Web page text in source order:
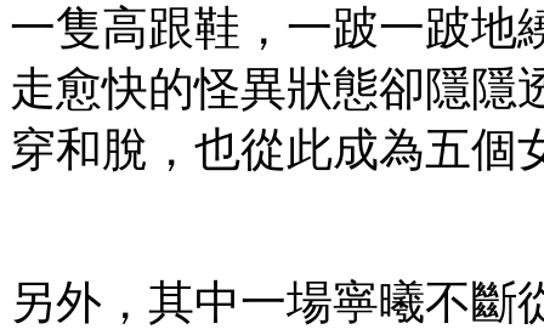
一隻高跟鞋，一跛一跛地
走愈快的怪異狀態卻隱隱
穿和脫，也從此成為五個
另外，其中一場寧曦不斷